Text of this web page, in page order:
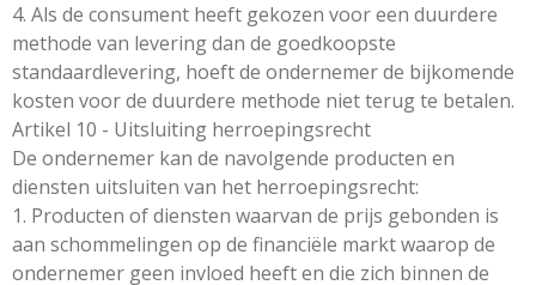
4. Als de consument heeft gekozen voor een duurdere
methode van levering dan de goedkoopste
standaardlevering, hoeft de ondernemer de bijkomende
kosten voor de duurdere methode niet terug te betalen.
Artikel 10 - Uitsluiting herroepingsrecht
De ondernemer kan de navolgende producten en
diensten uitsluiten van het herroepingsrecht:
1. Producten of diensten waarvan de prijs gebonden is
aan schommelingen op de financiële markt waarop de
ondernemer geen invloed heeft en die zich binnen de